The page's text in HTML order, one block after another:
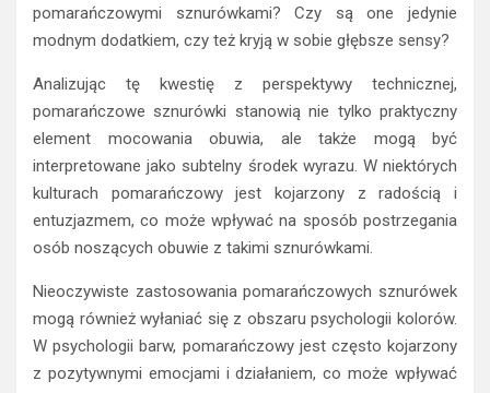
pomarańczowymi sznurówkami? Czy są one jedynie
modnym dodatkiem, czy też kryją w sobie głębsze sensy?
Analizując tę kwestię z perspektywy technicznej,
pomarańczowe sznurówki stanowią nie tylko praktyczny
element mocowania obuwia, ale także mogą być
interpretowane jako subtelny środek wyrazu. W niektórych
kulturach pomarańczowy jest kojarzony z radością i
entuzjazmem, co może wpływać na sposób postrzegania
osób noszących obuwie z takimi sznurówkami.
Nieoczywiste zastosowania pomarańczowych sznurówek
mogą również wyłaniać się z obszaru psychologii kolorów.
W psychologii barw, pomarańczowy jest często kojarzony
z pozytywnymi emocjami i działaniem, co może wpływać